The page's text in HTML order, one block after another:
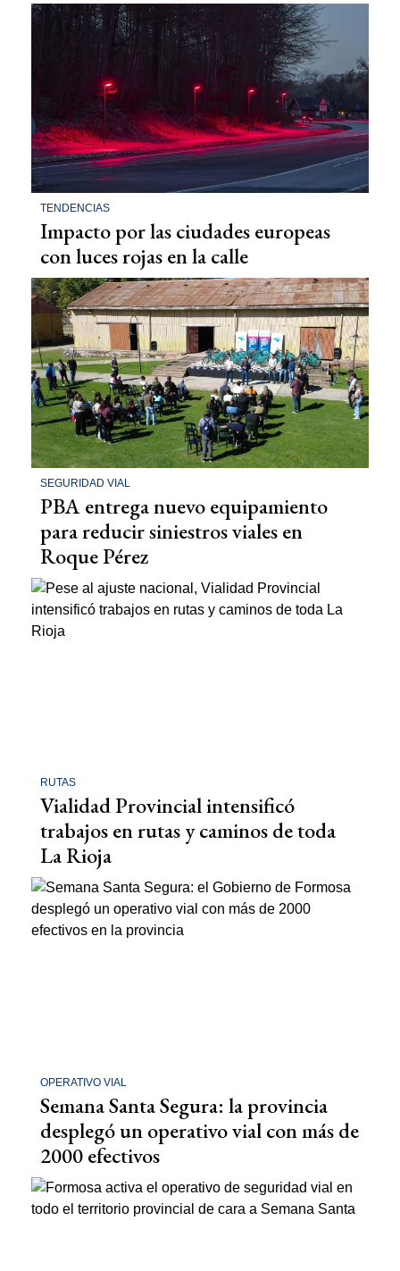
TENDENCIAS
Impacto por las ciudades europeas
con luces rojas en la calle
SEGURIDAD VIAL
PBA entrega nuevo equipamiento
para reducir siniestros viales en
Roque Pérez
RUTAS
Vialidad Provincial intensificó
trabajos en rutas y caminos de toda
La Rioja
OPERATIVO VIAL
Semana Santa Segura: la provincia
desplegó un operativo vial con más de
2000 efectivos